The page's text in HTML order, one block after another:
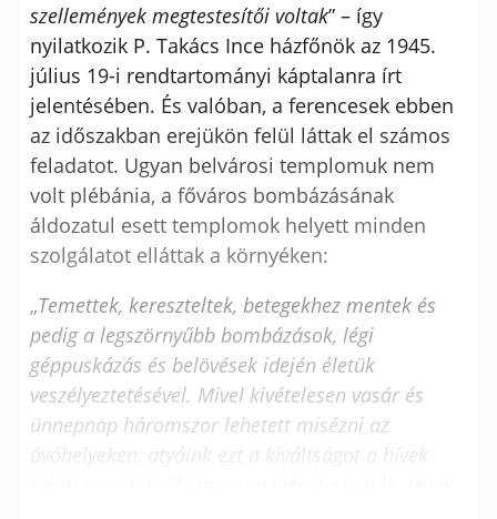
szellemények megtestesítői voltak” – így
nyilatkozik P. Takács Ince házfőnök az 1945.
július 19-i rendtartományi káptalanra írt
jelentésében. És valóban, a ferencesek ebben
az időszakban erejükön felül láttak el számos
feladatot. Ugyan belvárosi templomuk nem
volt plébánia, a főváros bombázásának
áldozatul esett templomok helyett minden
szolgálatot elláttak a környéken:
„Temettek, kereszteltek, betegekhez mentek és
pedig a legszörnyűbb bombázások, légi
géppuskázás és belövések idején életük
veszélyeztetésével. Mivel kivételesen vasár és
ünnepnap háromszor lehetett misézni az
óvóhelyeken, atyáink ezt a kiváltságot a hívek